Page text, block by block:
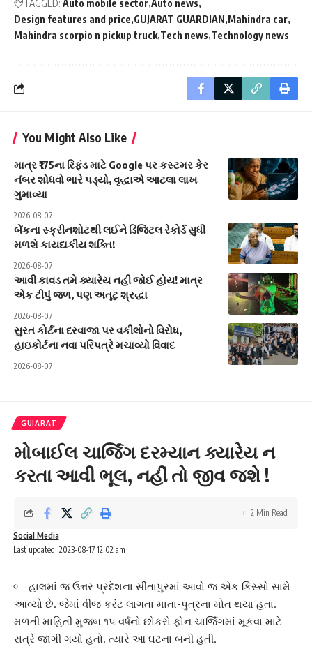
TAGGED: Auto mobile sector Auto news
Design features and price GUJARAT GUARDIAN Mahindra car
Mahindra scorpio n pickup truck Tech news Technology news
You Might Also Like
માત્ર ₹175ના રિફંડ માટે Google પર કસ્ટમર કેર
નંબર શોધવો ભારે પડ્યો, વૃદ્ધાએ આટલા લાખ
ગુમાવ્યા
2026-08-07
બેંકના સ્ક્રીનશોટથી લઈને ડિજિટલ રેકોર્ડ સુધી
મળશે કાયદાકીય શક્તિ!
2026-08-07
આવી કાવડ તમે ક્યારેય નહીં જોઈ હોય! માત્ર
એક ટીપું જળ, પણ અતૂટ શ્રદ્ધા
2026-08-07
સુરત કોર્ટના દરવાજા પર વકીલોનો વિરોધ,
હાઇકોર્ટના નવા પરિપત્રે મચાવ્યો વિવાદ
2026-08-07
GUJARAT
મોબાઈલ ચાર્જિંગ દરમ્યાન ક્યારેય ન
કરતા આવી ભૂલ, નહીં તો જીવ જશે !
Last updated: 2023-08-17 12:02 am
Social Media
2 Min Read
હાલમાં જ ઉત્તર પ્રદેશના સીતાપુરમાં આવો જ એક કિસ્સો સામે
આવ્યો છે. જેમાં વીજ કરંટ લાગતા માતા-પુત્રના મોત થયા હતા.
મળતી માહિતી મુજબ ૧૫ વર્ષનો છોકરો ફોન ચાર્જિંગમાં મૂકવા માટે
રાત્રે જાગી ગયો હતો. ત્યારે આ ઘટના બની હતી.